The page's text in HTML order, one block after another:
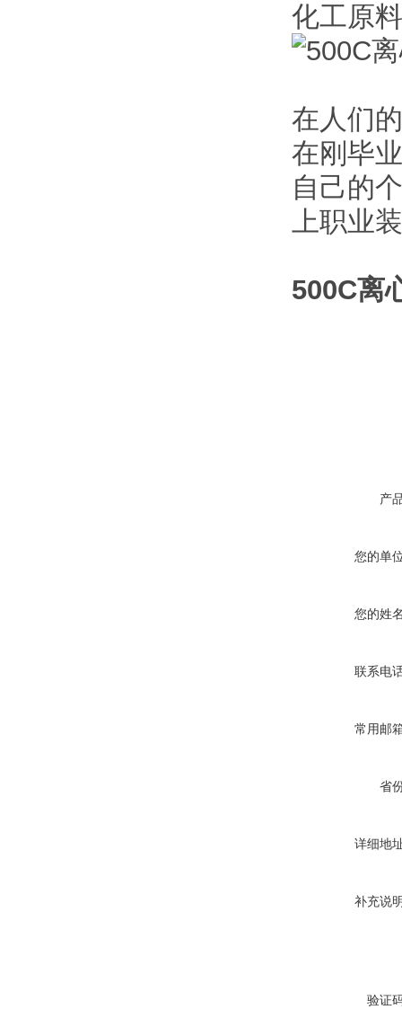
化工原
在人们
在刚毕
自己的
上职业
500C离
产
您的单
您的姓
联系电
常用邮
省
详细地
补充说
验证